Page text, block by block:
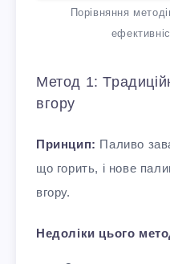
Порівняння
Метод 1:
вгору
Принцип: Паливо
що горить, і нове
вгору.
Недоліки цього